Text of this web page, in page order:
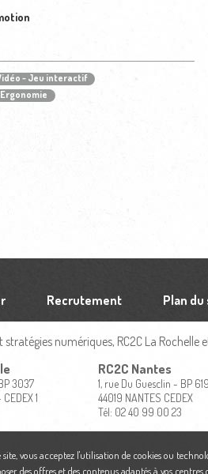
- Jeu interactif
Recrutement Plan du
numériques, RC2C La Rochelle
3037
1
RC2C Nantes
1, rue Du Guesclin - BP
44019 NANTES CEDEX
Tél: 02 40 99 00 23
vous acceptez l'utilisation de cookies ou
des offres et des contenus adaptés à vos